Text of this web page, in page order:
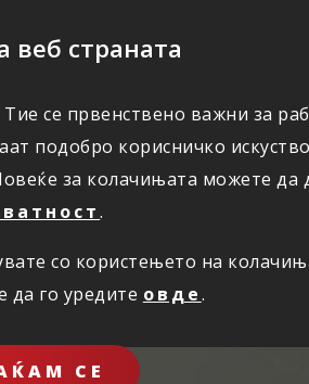
веб страната
се првенствено важни за
подобро корисничко
за колачињата можете да
.
со користењето на
да го уредите овде.
СЕ